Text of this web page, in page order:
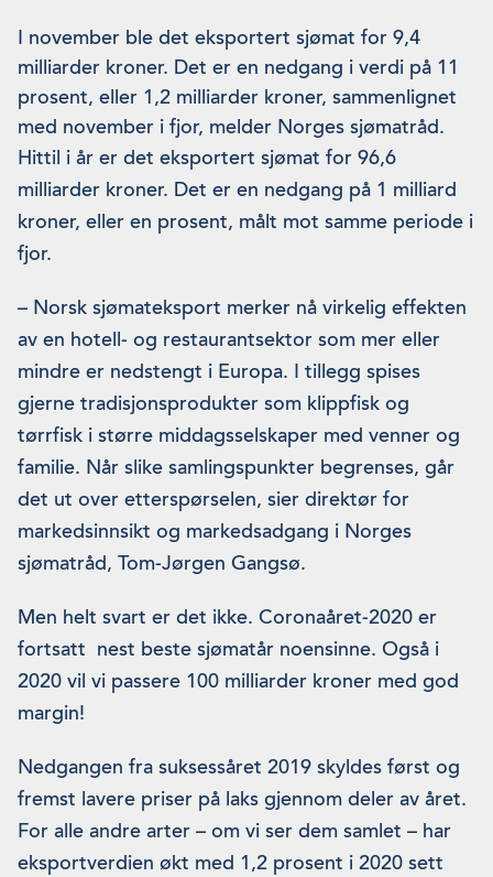
I november ble det eksportert sjømat for 9,4
milliarder kroner. Det er en nedgang i verdi på 11
prosent, eller 1,2 milliarder kroner, sammenlignet
med november i fjor, melder Norges sjømatråd.
Hittil i år er det eksportert sjømat for 96,6
milliarder kroner. Det er en nedgang på 1 milliard
kroner, eller en prosent, målt mot samme periode i
fjor.
– Norsk sjømateksport merker nå virkelig effekten
av en hotell- og restaurantsektor som mer eller
mindre er nedstengt i Europa. I tillegg spises
gjerne tradisjonsprodukter som klippfisk og
tørrfisk i større middagsselskaper med venner og
familie. Når slike samlingspunkter begrenses, går
det ut over etterspørselen, sier direktør for
markedsinnsikt og markedsadgang i Norges
sjømatråd, Tom-Jørgen Gangsø.
Men helt svart er det ikke. Coronaåret-2020 er
fortsatt nest beste sjømatår noensinne. Også i
2020 vil vi passere 100 milliarder kroner med god
margin!
Nedgangen fra suksessåret 2019 skyldes først og
fremst lavere priser på laks gjennom deler av året.
For alle andre arter – om vi ser dem samlet – har
eksportverdien økt med 1,2 prosent i 2020 sett